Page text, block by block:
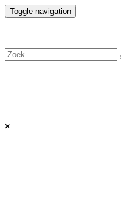
Toggle navigation
×